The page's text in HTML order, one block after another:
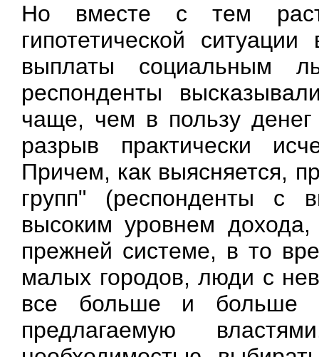
Но вместе с тем
гипотетической
выплаты социальным
респонденты
чаще, чем в пользу
разрыв практически
Причем, как выясняется,
групп" (респонденты с
высоким уровнем
прежней системе, в то
малых городов, люди с
все больше и больше
предлагаемую